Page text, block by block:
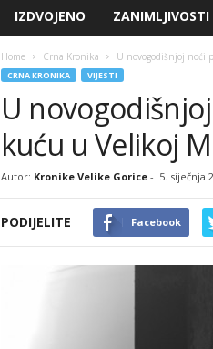
IZDVOJENO ZANIMLJIVOSTI
Home Crna Kronika U novogodišnjoj noći
CRNA KRONIKA VIJESTI
U
kuću u Velikoj
Autor: Kronike Velike Gorice- 5. siječnja
PODIJELITE Facebook